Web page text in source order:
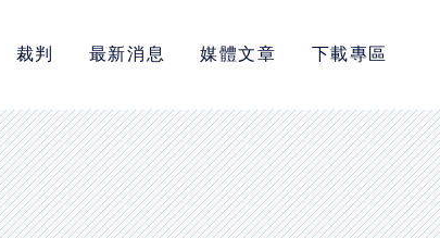
裁判 最新消息 媒體文章 下載專區